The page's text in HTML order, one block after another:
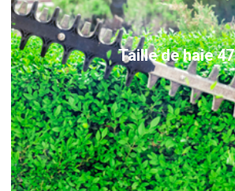
Taille de haie 47